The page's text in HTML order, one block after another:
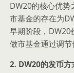
DW20的核心优势
市基金的存在为
早期阶段，DW20
做市基金通过调节
2. DW20的发币